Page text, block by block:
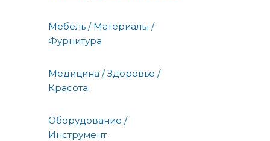
Мебель / Материалы /
Фурнитура
Медицина / Здоровье /
Красота
Оборудование /
Инструмент